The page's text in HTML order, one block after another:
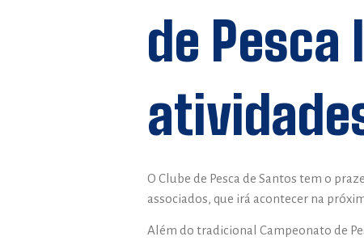
de
O Clube de Pesca de Santos tem o
associados, que irá acontecer na
Além do tradicional Campeonato de